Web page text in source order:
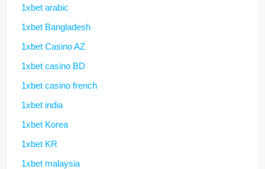
1xbet arabic
1xbet Bangladesh
1xbet Casino AZ
1xbet casino BD
1xbet casino french
1xbet india
1xbet Korea
1xbet KR
1xbet malaysia